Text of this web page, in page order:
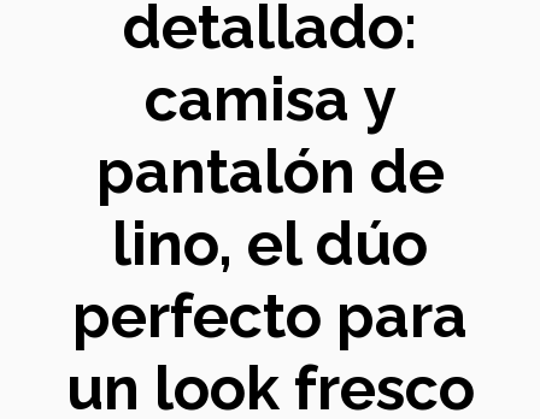
detallado:
camisa y
pantalón de
lino, el dúo
perfecto para
un look fresco